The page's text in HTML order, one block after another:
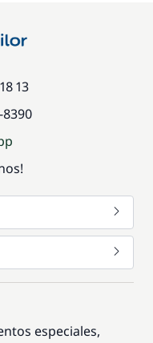
13
8390
especiales,